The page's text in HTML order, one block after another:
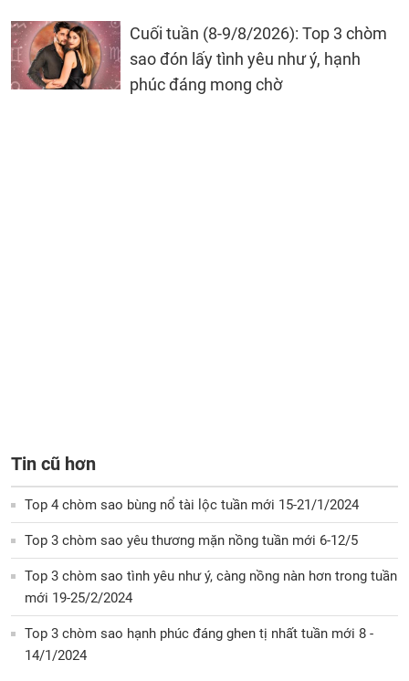
Cuối tuần (8-9/8/2026): Top 3 chòm
sao đón lấy tình yêu như ý, hạnh
phúc đáng mong chờ
Tin cũ hơn
Top 4 chòm sao bùng nổ tài lộc tuần mới 15-21/1/2024
Top 3 chòm sao yêu thương mặn nồng tuần mới 6-12/5
Top 3 chòm sao tình yêu như ý, càng nồng nàn hơn trong tuần
mới 19-25/2/2024
Top 3 chòm sao hạnh phúc đáng ghen tị nhất tuần mới 8 -
14/1/2024